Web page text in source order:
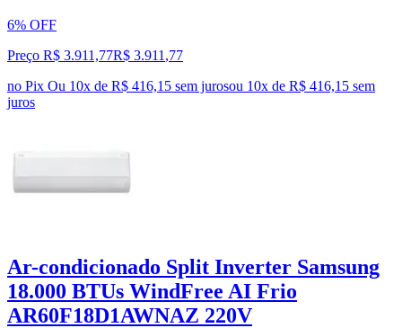
6% OFF
Preço R$ 3.911,77R$ 3.911 ,77
no Pix Ou 10x de R$ 416,15 sem jurosou 10x de R$ 416,15 sem
juros
Ar-condicionado Split Inverter Samsung
18.000 BTUs WindFree AI Frio
AR60F18D1AWNAZ 220V